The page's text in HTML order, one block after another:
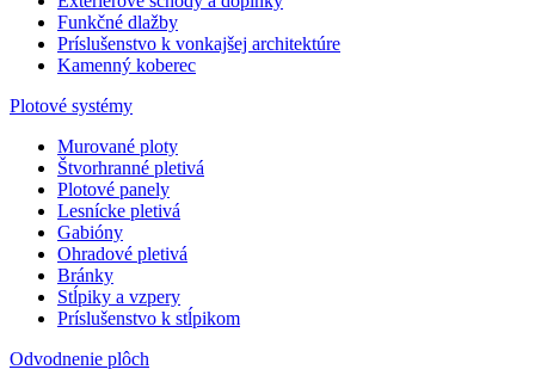
Funkčné dlažby
Príslušenstvo k vonkajšej architektúre
Kamenný koberec
Plotové systémy
Murované ploty
Štvorhranné pletivá
Plotové panely
Lesnícke pletivá
Gabióny
Ohradové pletivá
Bránky
Stĺpiky a vzpery
Príslušenstvo k stĺpikom
Odvodnenie plôch